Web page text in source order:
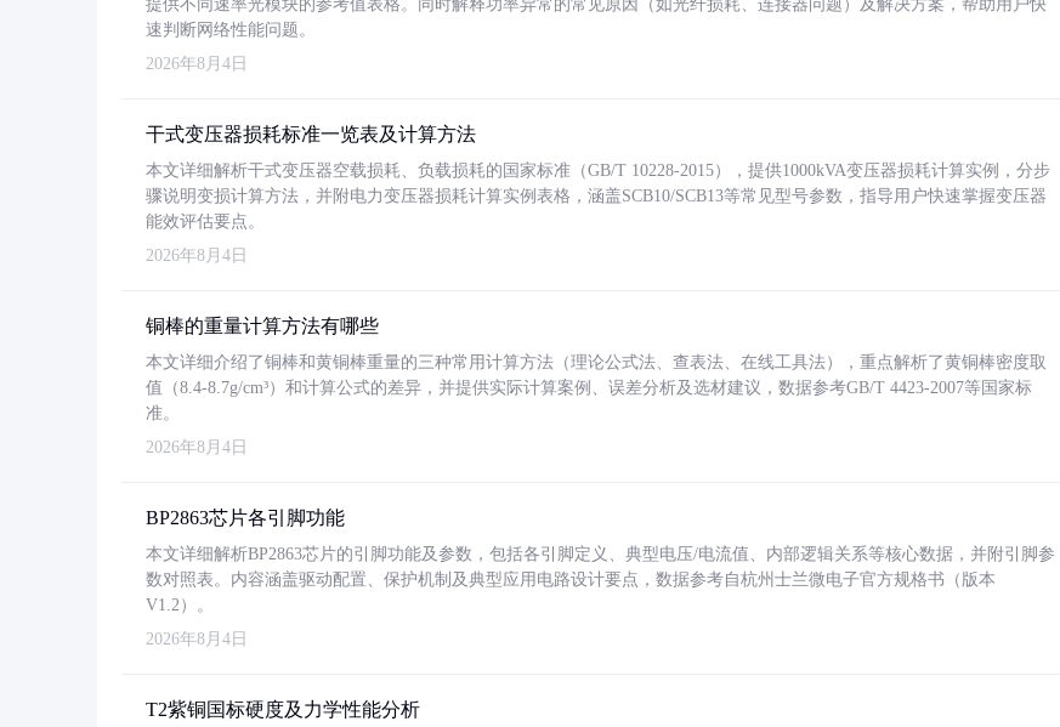
提供不同速率光模块的参考值表格。同时解释功率异常的常见原因（如光纤损耗、连接器问题）及解决方案，帮助用户快
速判断网络性能问题。
2026年8月4日
干式变压器损耗标准一览表及计算方法
本文详细解析干式变压器空载损耗、负载损耗的国家标准（GB/T 10228-2015），提供1000kVA变压器损耗计算实例，分步
骤说明变损计算方法，并附电力变压器损耗计算实例表格，涵盖SCB10/SCB13等常见型号参数，指导用户快速掌握变压器
能效评估要点。
2026年8月4日
铜棒的重量计算方法有哪些
本文详细介绍了铜棒和黄铜棒重量的三种常用计算方法（理论公式法、查表法、在线工具法），重点解析了黄铜棒密度取
值（8.4-8.7g/cm³）和计算公式的差异，并提供实际计算案例、误差分析及选材建议，数据参考GB/T 4423-2007等国家标
准。
2026年8月4日
BP2863芯片各引脚功能
本文详细解析BP2863芯片的引脚功能及参数，包括各引脚定义、典型电压/电流值、内部逻辑关系等核心数据，并附引脚参
数对照表。内容涵盖驱动配置、保护机制及典型应用电路设计要点，数据参考自杭州士兰微电子官方规格书（版本
V1.2）。
2026年8月4日
T2紫铜国标硬度及力学性能分析